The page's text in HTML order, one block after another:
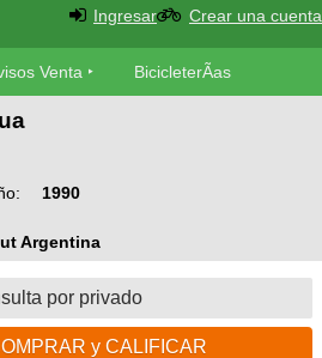
Ingresar Crear una cuenta
Venta BicicleterÃ­as
1990
Argentina
por privado
y CALIFICAR